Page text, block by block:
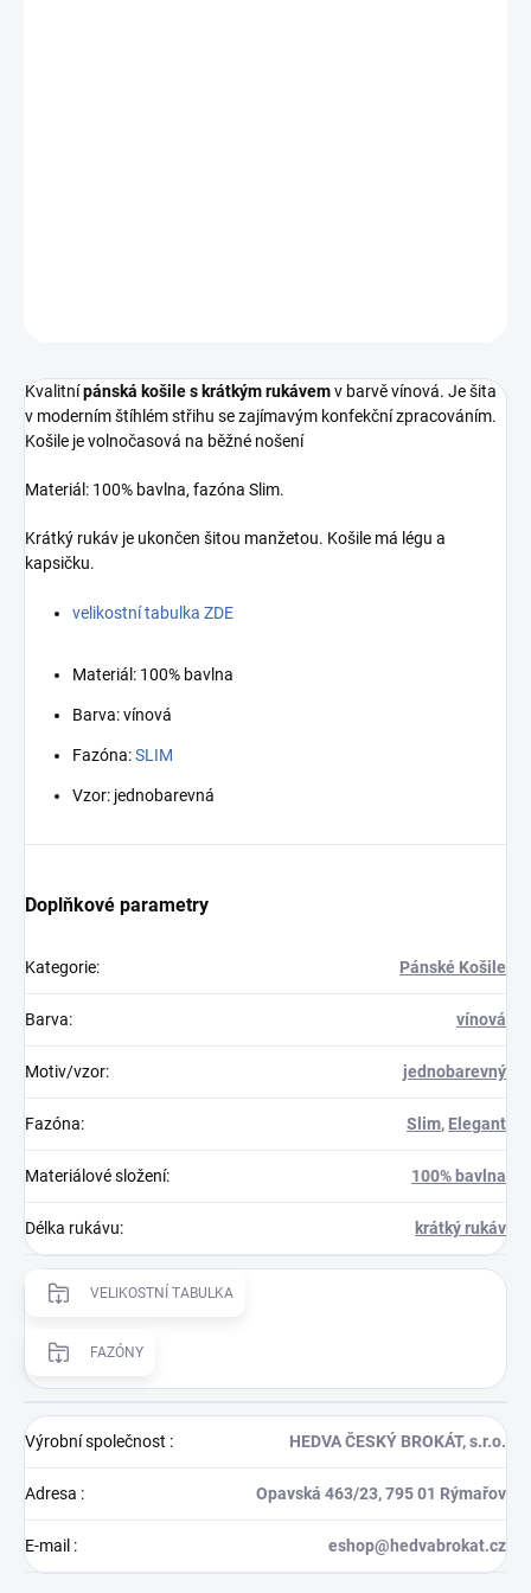
Kvalitnípánská košile s krátkým rukávemv barvě vínová. Je šita
v moderním štíhlém střihu se zajímavým konfekční zpracováním.
Košile je volnočasová na běžné nošení
Materiál: 100% bavlna, fazóna Slim.
Krátký rukáv je ukončen šitou manžetou. Košile má légu a
kapsičku.
velikostní tabulka ZDE
Materiál: 100% bavlna
Barva: vínová
Fazóna:SLIM
Vzor: jednobarevná
Doplňkové parametry
Kategorie: Pánské Košile
Barva: vínová
Motiv/vzor: jednobarevný
Fazóna: Slim, Elegant
Materiálové složení: 100% bavlna
Délka rukávu: krátký rukáv
VELIKOSTNÍ TABULKA
FAZÓNY
Výrobní společnost : HEDVA ČESKÝ BROKÁT, s.r.o.
Adresa : Opavská 463/23, 795 01 Rýmařov
E-mail : eshop@hedvabrokat.cz